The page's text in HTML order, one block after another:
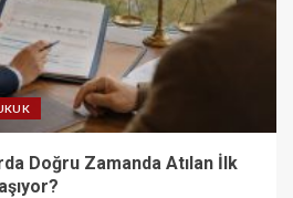
Doğru Zamanda Atılan İlk